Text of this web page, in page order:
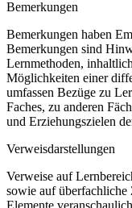
Bemerkungen
Bemerkungen haben
Bemerkungen sind
Lernmethoden,
Möglichkeiten einer
umfassen Bezüge zu
Faches, zu anderen
und Erziehungszielen
Verweisdarstellungen
Verweise auf
sowie auf